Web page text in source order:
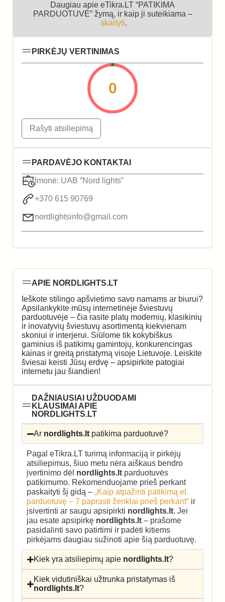
Daugiau apie eTikra.LT “PATIKIMA
PARDUOTUVĖ” žymą, ir kaip ji suteikiama –
skaityti.
PIRKĖJŲ VERTINIMAS
0
Rašyti atsiliepimą
PARDAVĖJO KONTAKTAI
Įmonė: UAB “Nord lights”
+370 615 90769
nordlightsinfo@gmail.com
APIE NORDLIGHTS.LT
Ieškote stilingo apšvietimo savo namams ar biurui?
Apsilankykite mūsų internetinėje šviestuvų
parduotuvėje – čia rasite platų modernių, klasikinių
ir inovatyvių šviestuvų asortimentą kiekvienam
skoniui ir interjerui. Siūlome tik kokybiškus
gaminius iš patikimų gamintojų, konkurencingas
kainas ir greitą pristatymą visoje Lietuvoje. Leiskite
šviesai keisti Jūsų erdvę – apsipirkite patogiai
internetu jau šiandien!
DAŽNIAUSIAI UŽDUODAMI
KLAUSIMAI APIE
NORDLIGHTS.LT
Ar nordlights.lt patikima parduotuvė?
Pagal eTikra.LT turimą informaciją ir pirkėjų
atsiliepimus, šiuo metu nėra aiškaus bendro
įvertinimo dėl nordlights.lt parduotuvės
patikimumo. Rekomenduojame prieš perkant
paskaityti šį gidą – „Kaip atpažinti patikimą el.
parduotuvę – 7 paprasti ženklai prieš perkant“ ir
įsivertinti ar saugu apsipirkti nordlights.lt. Jei
jau esate apsipirkę nordlights.lt – prašome
pasidalinti savo patirtimi ir padėti kitiems
pirkėjams daugiau sužinoti apie šią parduotuvę.
Kiek yra atsiliepimų apie nordlights.lt?
Kiek vidutiniškai užtrunka pristatymas iš
nordlights.lt?